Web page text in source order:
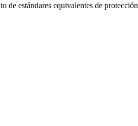
de estándares equivalentes de